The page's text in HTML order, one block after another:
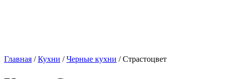
Главная /Кухни /Черные кухни / Страстоцвет